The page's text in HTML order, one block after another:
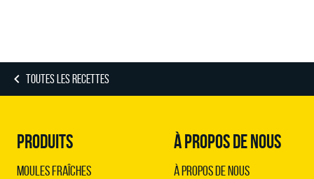
TOUTES LES RECETTES
PRODUITS
Moules Fraîches
À PROPOS DE NOUS
À propos de nous